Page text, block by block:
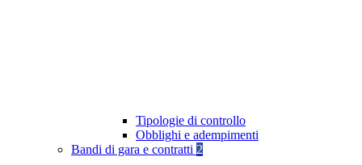
Tipologie di controllo
Obblighi e adempimenti
Bandi di gara e contratti 2